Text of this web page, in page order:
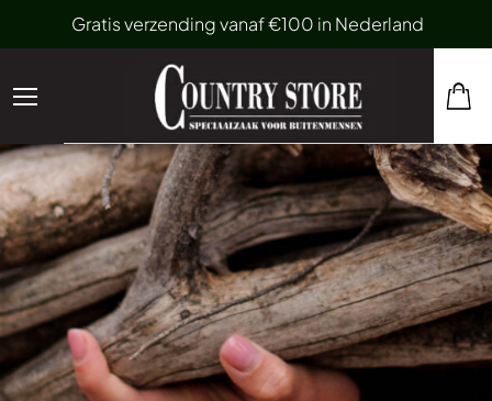
Gratis verzending vanaf €100 in Nederland